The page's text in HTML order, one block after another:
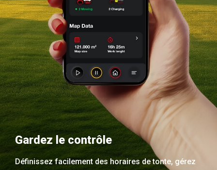
Gardez le contrôle
Définissez facilement des horaires de tonte, gérez